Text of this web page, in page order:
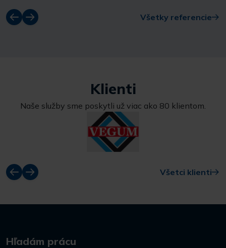
Všetky referencie
Klienti
Naše služby sme poskytli už viac ako 80 klientom.
Všetci klienti
Hľadám prácu